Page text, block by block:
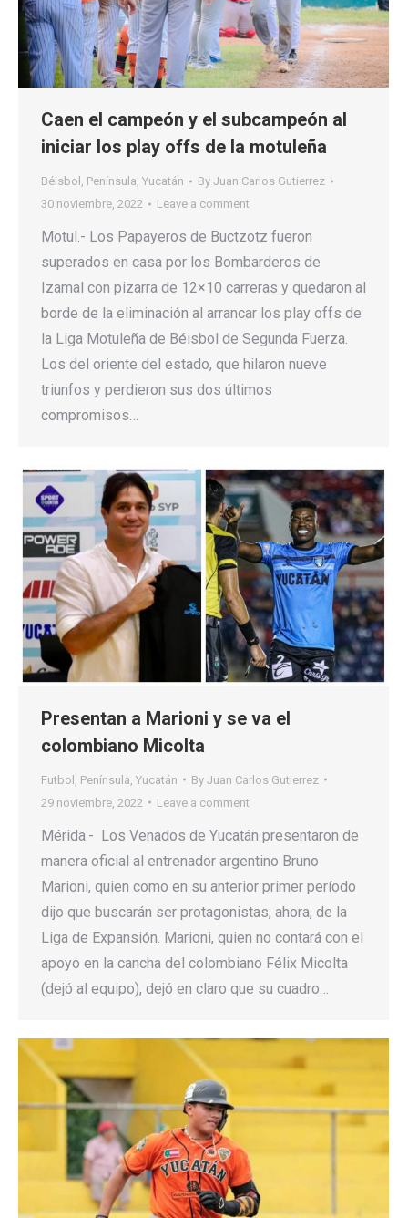
Caen el campeón y el subcampeón al
iniciar los play offs de la motuleña
Béisbol , Península, Yucatán By Juan Carlos Gutierrez
30 noviembre, 2022
Leave a comment
Motul.- Los Papayeros de Buctzotz fueron
superados en casa por los Bombarderos de
Izamal con pizarra de 12×10 carreras y quedaron al
borde de la eliminación al arrancar los play offs de
la Liga Motuleña de Béisbol de Segunda Fuerza.
Los del oriente del estado, que hilaron nueve
triunfos y perdieron sus dos últimos
compromisos…
Presentan a Marioni y se va el
colombiano Micolta
Futbol Península Yucatán By Juan Carlos Gutierrez
29 noviembre, 2022
Leave a comment
Mérida.- Los Venados de Yucatán presentaron de
manera oficial al entrenador argentino Bruno
Marioni, quien como en su anterior primer período
dijo que buscarán ser protagonistas, ahora, de la
Liga de Expansión. Marioni, quien no contará con el
apoyo en la cancha del colombiano Félix Micolta
(dejó al equipo), dejó en claro que su cuadro…